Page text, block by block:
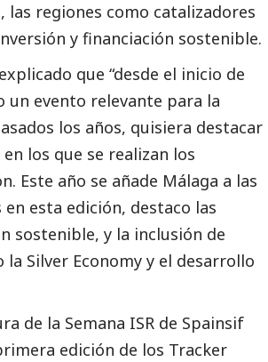
las regiones como catalizadores
y financiación sostenible.
que “desde el inicio de
un evento relevante para la
los años, quisiera destacar
los que se realizan los
Este año se añade Málaga a las
esta edición, destaco las
sostenible, y la inclusión de
la Silver Economy y el desarrollo
de la Semana ISR de Spainsif
edición de los Tracker